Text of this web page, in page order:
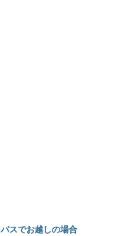
バスでお越しの場合